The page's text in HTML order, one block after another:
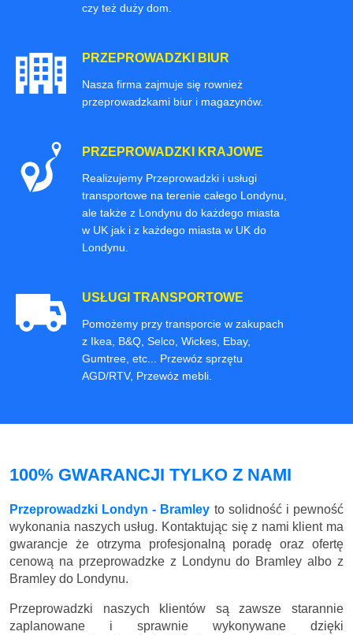
czy też duży dom.
PRZEPROWADZKI BIUR
Nasza firma zajmuje się rownież
przeprowadzkami biur i magazynów.
PRZEPROWADZKI KRAJOWE
Realizujemy Przeprowadzki i usługi
transportowe na terenie całego Londynu,
ale także z Londynu do każdego miasta
w UK jak i z każdego miasta w UK do
Londynu.
USŁUGI TRANSPORTOWE
Pomożemy przy transporcie w zakupach
z Ikea, B&Q, Selco, Wickes, Ebay,
Gumtree, etc... Przewóz sprzętu
AGD/RTV, Przewóz mebli.
100% GWARANCJI TYLKO Z NAMI
Przeprowadzki Londyn - Bramley to solidność i pewność
wykonania naszych usług. Kontaktując się z nami klient ma
gwarancje że otrzyma profesjonalną poradę oraz ofertę
cenową na przeprowadzke z Londynu do Bramley albo z
Bramley do Londynu.
Przeprowadzki naszych klientów są zawsze starannie
zaplanowane i sprawnie wykonywane dzięki